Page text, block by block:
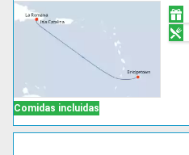
Comidas incluidas